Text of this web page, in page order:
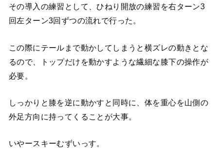
その導入の練習として、ひねり開放の練習を右ターン3
回左ターン3回ずつの流れで行った。
この際にテールまで動かしてしまうと横ズレの動きとな
るので、トップだけを動かすような繊細な膝下の操作が
必要。
しっかりと膝を逆に動かすと同時に、体を重心を山側の
外足方向に持ってくることが大事。
いやースキーむずいっす。